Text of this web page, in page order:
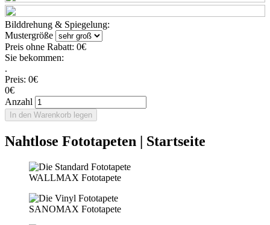
Bilddrehung & Spiegelung:
Mustergröße
Preis ohne Rabatt: 0€
Sie bekommen:
.
Preis: 0€
0€
Anzahl
In den Warenkorb legen
Nahtlose Fototapeten | Startseite
WALLMAX Fototapete
SANOMAX Fototapete